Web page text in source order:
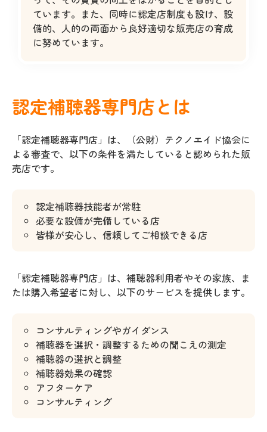
ています。また、同時に認定店制度も設け、設
備的、人的の両面から良好適切な販売店の育成
に努めています。
認定補聴器専門店とは
「認定補聴器専門店」は、（公財）テクノエイド協会に
よる審査で、以下の条件を満たしていると認められた販
売店です。
認定補聴器技能者が常駐
必要な設備が完備している店
皆様が安心し、信頼してご相談できる店
「認定補聴器専門店」は、補聴器利用者やその家族、ま
たは購入希望者に対し、以下のサービスを提供します。
コンサルティングやガイダンス
補聴器を選択・調整するための聞こえの測定
補聴器の選択と調整
補聴器効果の確認
アフターケア
コンサルティング